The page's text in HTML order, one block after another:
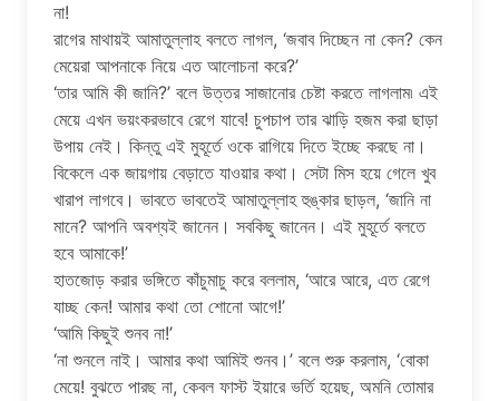
না!
রাগের মাথায়ই আমাতুল্লাহ বলতে লাগল, ‘জবাব দিচ্ছেন না কেন? কেন
মেয়েরা আপনাকে নিয়ে এত আলোচনা করে?’
‘তার আমি কী জানি?’ বলে উত্তর সাজানোর চেষ্টা করতে লাগলাম৷ এই
মেয়ে এখন ভয়ংকরভাবে রেগে যাবে! চুপচাপ তার ঝাড়ি হজম করা ছাড়া
উপায় নেই। কিন্তু এই মুহূর্তে ওকে রাগিয়ে দিতে ইচ্ছে করছে না।
বিকেলে এক জায়গায় বেড়াতে যাওয়ার কথা। সেটা মিস হয়ে গেলে খুব
খারাপ লাগবে। ভাবতে ভাবতেই আমাতুল্লাহ হুঙ্কার ছাড়ল, ‘জানি না
মানে? আপনি অবশ্যই জানেন। সবকিছু জানেন। এই মুহূর্তে বলতে
হবে আমাকে!’
হাতজোড় করার ভঙ্গিতে কাঁচুমাচু করে বললাম, ‘আরে আরে, এত রেগে
যাচ্ছ কেন! আমার কথা তো শোনো আগে!’
‘আমি কিছুই শুনব না!’
‘না শুনলে নাই। আমার কথা আমিই শুনব।’ বলে শুরু করলাম, ‘বোকা
মেয়ে! বুঝতে পারছ না, কেবল ফাস্ট ইয়ারে ভর্তি হয়েছ, অমনি তোমার